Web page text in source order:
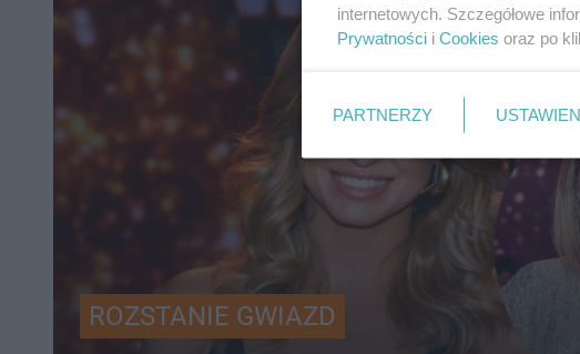
ROZSTANIE GWIAZD
internetowych. Szczegółowe
Prywatności i Cookies oraz po
PARTNERZY